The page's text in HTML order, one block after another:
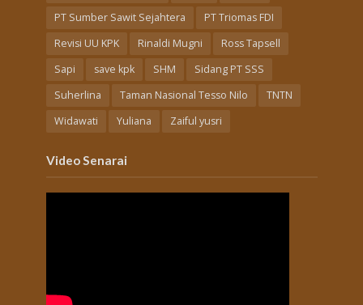
PT Sumber Sawit Sejahtera
PT Triomas FDI
Revisi UU KPK
Rinaldi Mugni
Ross Tapsell
Sapi
save kpk SHM
Sidang PT SSS
Suherlina
Taman Nasional Tesso Nilo
TNTN
Widawati
Yuliana Zaiful yusri
Video Senarai